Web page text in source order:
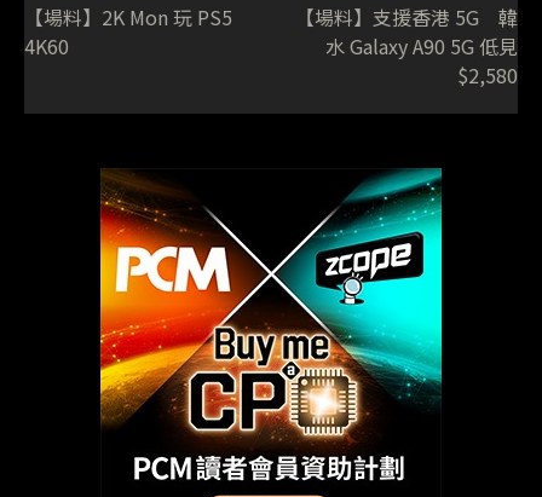
【場料】2K Mon 玩 PS5
4K60
【場料】支援香港 5G 韓
水 Galaxy A90 5G 低見
$2,580